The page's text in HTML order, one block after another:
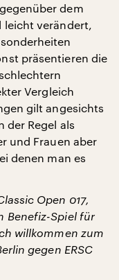
dem
leicht verändert,
präsentieren die
Vergleich
gilt angesichts
der Regel als
und Frauen aber
denen man es
Open 017,
Benefiz-Spiel für
willkommen zum
gegen ERSC